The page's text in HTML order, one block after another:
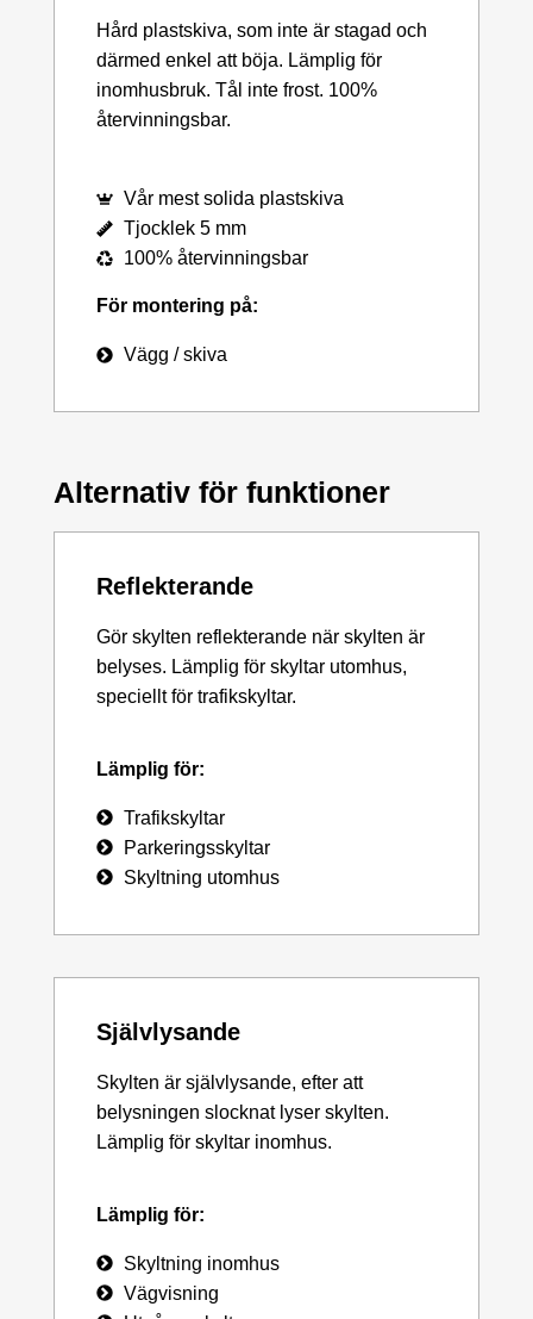
Hård plastskiva, som inte är stagad och
därmed enkel att böja. Lämplig för
inomhusbruk. Tål inte frost. 100%
återvinningsbar.
Vår mest solida plastskiva
Tjocklek 5 mm
100% återvinningsbar
För montering på:
Vägg / skiva
Alternativ för funktioner
Reflekterande
Gör skylten reflekterande när skylten är
belyses. Lämplig för skyltar utomhus,
speciellt för trafikskyltar.
Lämplig för:
Trafikskyltar
Parkeringsskyltar
Skyltning utomhus
Självlysande
Skylten är självlysande, efter att
belysningen slocknat lyser skylten.
Lämplig för skyltar inomhus.
Lämplig för:
Skyltning inomhus
Vägvisning